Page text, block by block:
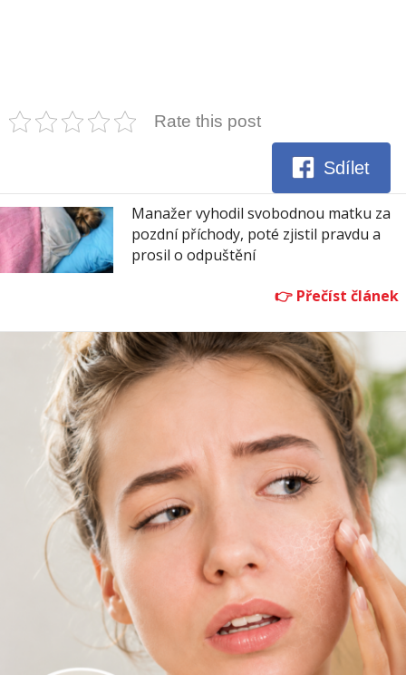
Rate this post
Sdílet
Manažer vyhodil svobodnou matku za
pozdní příchody, poté zjistil pravdu a
prosil o odpuštění